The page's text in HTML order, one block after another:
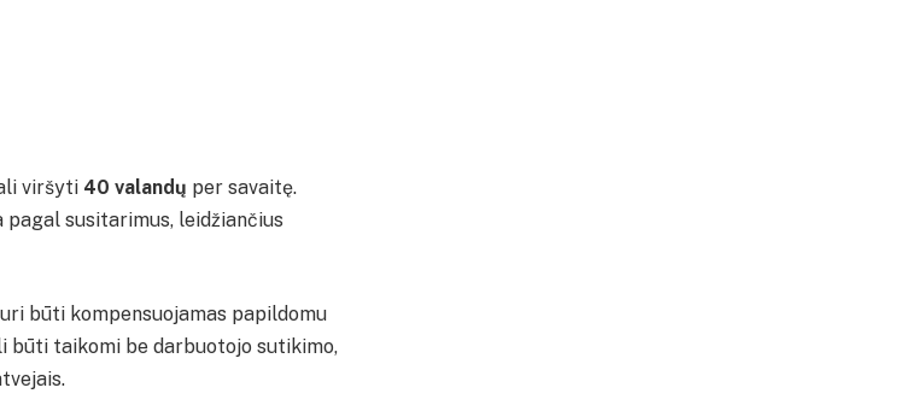
viršyti 40 valandų per savaitę.
susitarimus, leidžiančius
būti kompensuojamas papildomu
būti taikomi be darbuotojo sutikimo,